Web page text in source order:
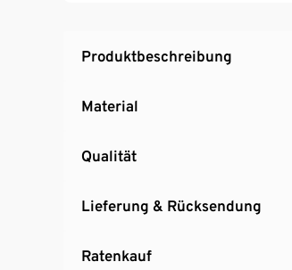
Produktbeschreibung
Material
Qualität
Lieferung & Rücksendung
Ratenkauf